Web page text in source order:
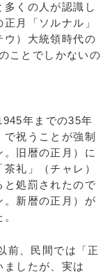
くの人が認識し
月「ソルナル」
ウ）大統領時代の
ことでしかないの
年までの35年
祝うことが強制
旧暦の正月）に
礼」（チャレ）
と処罰されたので
。新暦の正月）が
前、民間では「正
ましたが、実は